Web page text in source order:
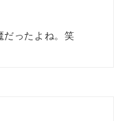
だったよね。笑